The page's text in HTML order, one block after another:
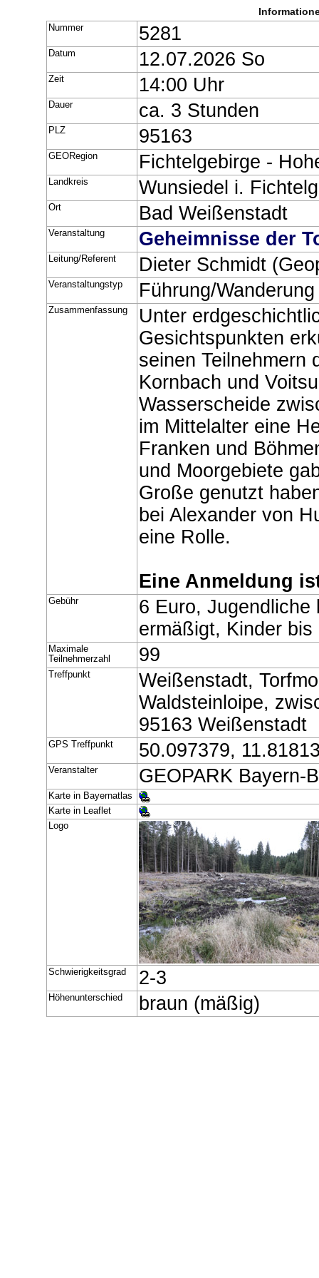
Nummer 5281
Datum 12.07.2026 So
Zeit 14:00 Uhr
Dauer ca. 3 Stunden
PLZ 95163
GEORegion Fichtelgebirge -
Landkreis Wunsiedel i.
Ort Bad Weißenstadt
Veranstaltung Geheimnisse der
Leitung/Referent Dieter Schmidt
Veranstaltungstyp Führung/Wanderung
Zusammenfassung
Unter
Gesichtspunkten
seinen Teilnehmern
Kornbach und
Wasserscheide
im Mittelalter eine
Franken und
und Moorgebiete
Große genutzt
bei Alexander von
eine Rolle.
Eine Anmeldung
Gebühr
6 Euro, Jugendliche
ermäßigt, Kinder
Maximale
Teilnehmerzahl
99
Treffpunkt
Weißenstadt,
Waldsteinloipe,
95163 Weißenstadt
GPS Treffpunkt 50.097379,
Veranstalter GEOPARK Bayern-
Karte in Bayernatlas
Karte in Leaflet
Logo
Schwierigkeitsgrad 2-3
Höhenunterschied braun (mäßig)